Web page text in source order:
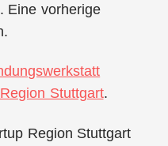
Eine vorherige
Stuttgart.
Region Stuttgart